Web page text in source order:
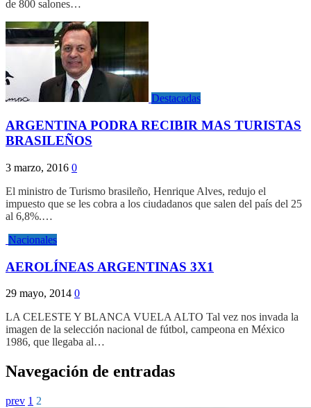
de 800 salones…
Destacadas
ARGENTINA PODRA RECIBIR MAS TURISTAS
BRASILEÑOS
3 marzo, 2016 0
El ministro de Turismo brasileño, Henrique Alves, redujo el
impuesto que se les cobra a los ciudadanos que salen del país del 25
al 6,8%.…
Nacionales
AEROLÍNEAS ARGENTINAS 3X1
29 mayo, 2014 0
LA CELESTE Y BLANCA VUELA ALTO Tal vez nos invada la
imagen de la selección nacional de fútbol, campeona en México
1986, que llegaba al…
Navegación de entradas
prev 1 2